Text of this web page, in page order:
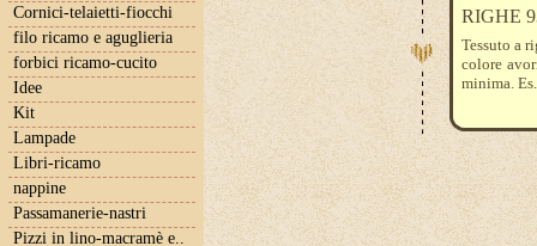
Cornici-telaietti-fiocchi
filo ricamo e aguglieria
forbici ricamo-cucito
Idee
Kit
Lampade
Libri-ricamo
nappine
Passamanerie-nastri
Pizzi in lino-macramè e..
RIGHE
Tessuto a
colore
minima.